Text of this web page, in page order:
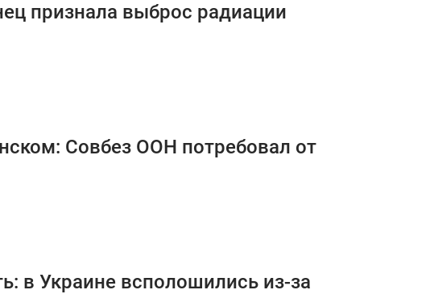
признала выброс радиации
Совбез ООН потребовал от
в Украине всполошились из-за